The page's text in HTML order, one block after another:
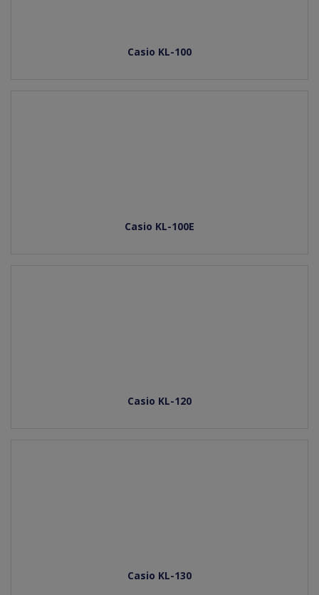
Casio KL-100
Casio KL-100E
Casio KL-120
Casio KL-130